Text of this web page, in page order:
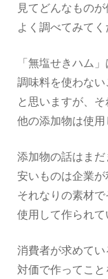
見てどんなもの
よく調べてみてく
「無塩せきハム
調味料を使わな
と思いますが、
他の添加物は使用
添加物の話はま
安いものは企業
それなりの素材
使用して作られて
消費者が求めて
対価で作ってこ